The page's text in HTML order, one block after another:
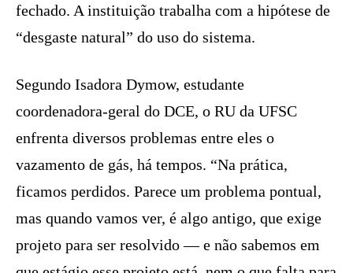
fechado. A instituição trabalha com a hipótese de
“desgaste natural” do uso do sistema.
Segundo Isadora Dymow, estudante
coordenadora-geral do DCE, o RU da UFSC
enfrenta diversos problemas entre eles o
vazamento de gás, há tempos. “Na prática,
ficamos perdidos. Parece um problema pontual,
mas quando vamos ver, é algo antigo, que exige
projeto para ser resolvido — e não sabemos em